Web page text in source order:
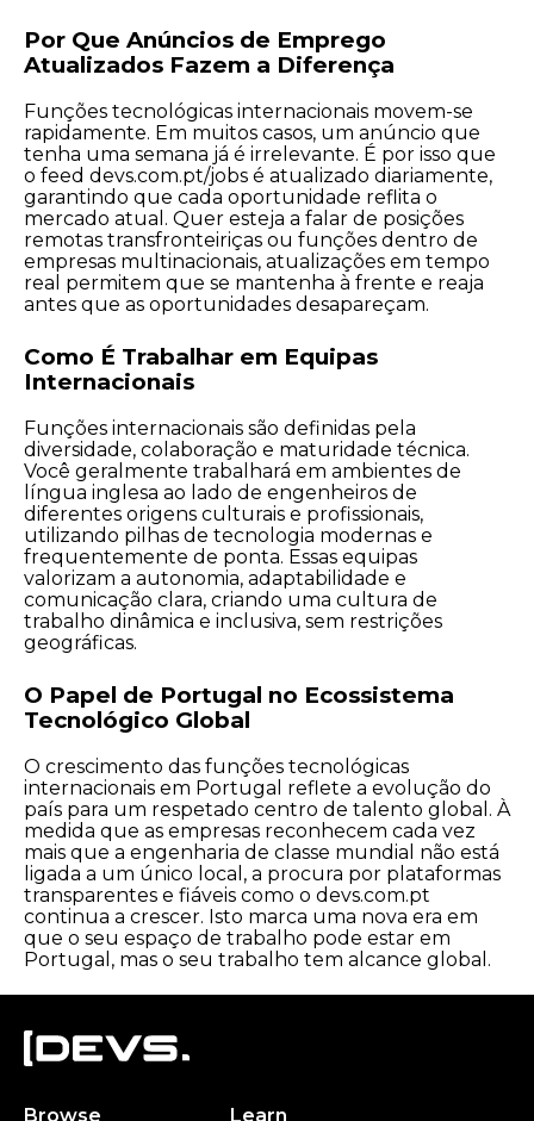
Por Que Anúncios de Emprego
Atualizados Fazem a Diferença
Funções tecnológicas internacionais movem-se
rapidamente. Em muitos casos, um anúncio que
tenha uma semana já é irrelevante. É por isso que
o feed devs.com.pt/jobs é atualizado diariamente,
garantindo que cada oportunidade reflita o
mercado atual. Quer esteja a falar de posições
remotas transfronteiriças ou funções dentro de
empresas multinacionais, atualizações em tempo
real permitem que se mantenha à frente e reaja
antes que as oportunidades desapareçam.
Como É Trabalhar em Equipas
Internacionais
Funções internacionais são definidas pela
diversidade, colaboração e maturidade técnica.
Você geralmente trabalhará em ambientes de
língua inglesa ao lado de engenheiros de
diferentes origens culturais e profissionais,
utilizando pilhas de tecnologia modernas e
frequentemente de ponta. Essas equipas
valorizam a autonomia, adaptabilidade e
comunicação clara, criando uma cultura de
trabalho dinâmica e inclusiva, sem restrições
geográficas.
O Papel de Portugal no Ecossistema
Tecnológico Global
O crescimento das funções tecnológicas
internacionais em Portugal reflete a evolução do
país para um respetado centro de talento global. À
medida que as empresas reconhecem cada vez
mais que a engenharia de classe mundial não está
ligada a um único local, a procura por plataformas
transparentes e fiáveis como o devs.com.pt
continua a crescer. Isto marca uma nova era em
que o seu espaço de trabalho pode estar em
Portugal, mas o seu trabalho tem alcance global.
Browse Learn